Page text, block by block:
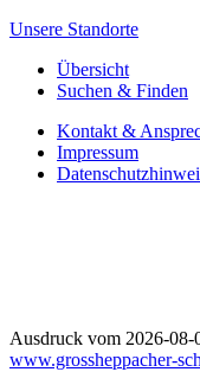
Unsere Standorte
Übersicht
Suchen & Finden
Kontakt &
Impressum
Ausdruck vom 2026-08-
www.grossheppacher-